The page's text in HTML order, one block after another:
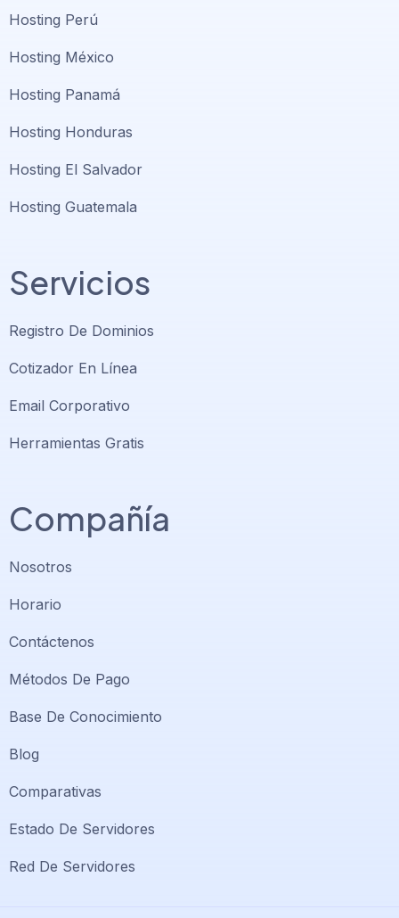
Hosting Perú
Hosting México
Hosting Panamá
Hosting Honduras
Hosting El Salvador
Hosting Guatemala
Servicios
Registro De Dominios
Cotizador En Línea
Email Corporativo
Herramientas Gratis
Compañía
Nosotros
Horario
Contáctenos
Métodos De Pago
Base De Conocimiento
Blog
Comparativas
Estado De Servidores
Red De Servidores